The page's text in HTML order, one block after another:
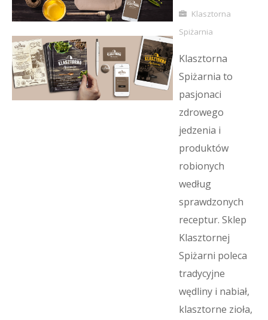
Klasztorna
Spiżarnia
Klasztorna
Spiżarnia to
pasjonaci
zdrowego
jedzenia i
produktów
robionych
według
sprawdzonych
receptur. Sklep
Klasztornej
Spiżarni poleca
tradycyjne
wędliny i nabiał,
klasztorne zioła,